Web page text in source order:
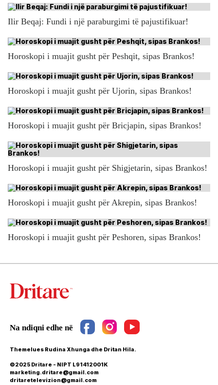
Ilir Beqaj: Fundi i një paraburgimi të pajustifikuar!
Horoskopi i muajit gusht për Peshqit, sipas Brankos!
Horoskopi i muajit gusht për Ujorin, sipas Brankos!
Horoskopi i muajit gusht për Bricjapin, sipas Brankos!
Horoskopi i muajit gusht për Shigjetarin, sipas Brankos!
Horoskopi i muajit gusht për Akrepin, sipas Brankos!
Horoskopi i muajit gusht për Peshoren, sipas Brankos!
Themelues Rudina Xhunga dhe Dritan Hila.
©2025 Dritare - NIPT L91412001K
marketing.dritare@gmail.com
dritaretelevizion@gmail.com